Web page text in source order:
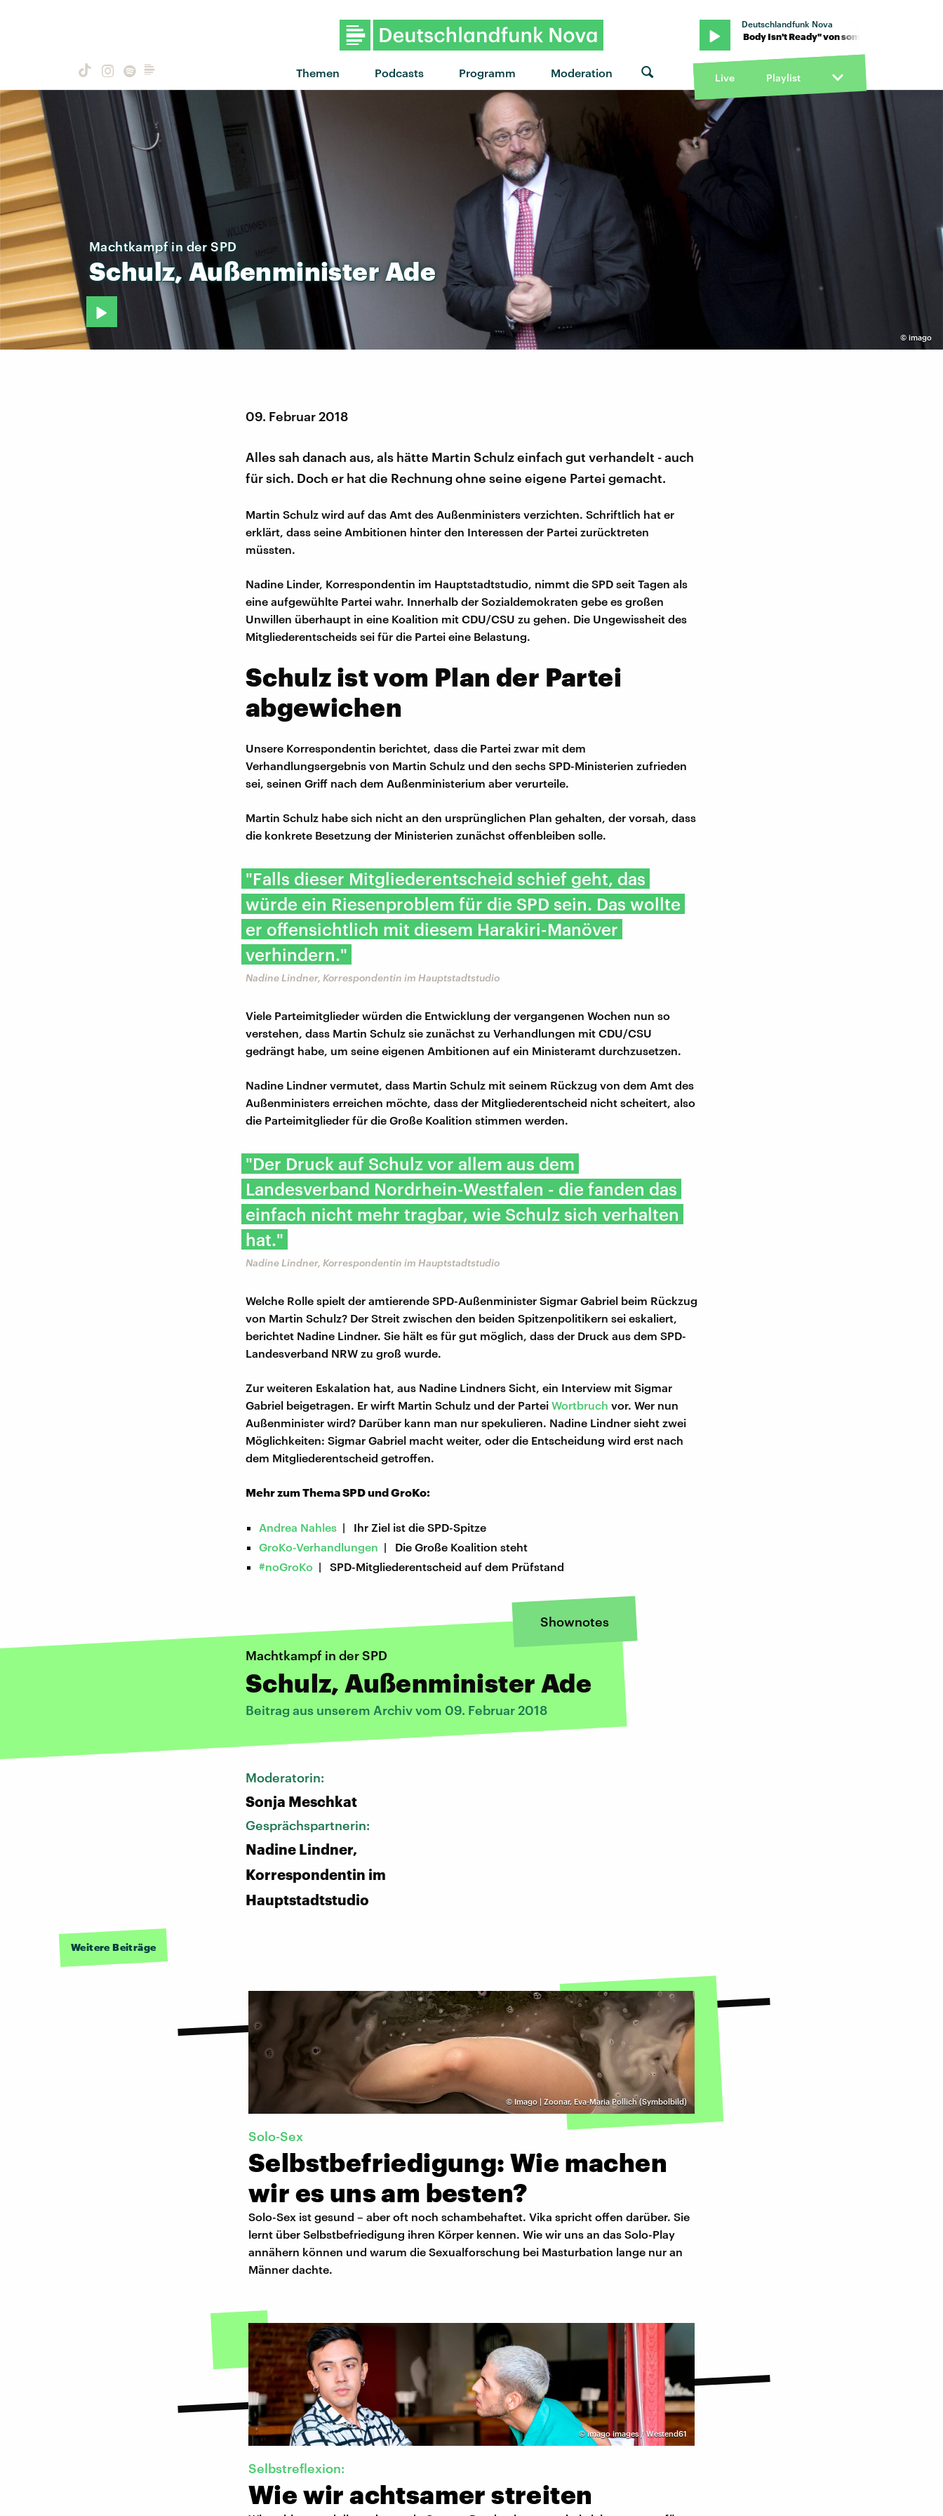
Themen Podcasts Programm Moderation
Deutschlandfunk Nova
"My Body Isn't Ready" von sombr · "My Body Isn't Ready" von sombr · "My Body Isn't Ready"
Live Playlist
© imago
Machtkampf in der SPD
Schulz, AußenministerAde
09. Februar 2018
Alles sah danach aus, als hätte Martin Schulz einfach gut verhandelt - auch
für sich. Doch er hat die Rechnung ohne seine eigene Partei gemacht.
Martin Schulz wird auf das Amt des Außenministers verzichten. Schriftlich hat er
erklärt, dass seine Ambitionen hinter den Interessen der Partei zurücktreten
müssten.
Nadine Linder, Korrespondentin im Hauptstadtstudio, nimmt die SPD seit Tagen als
eine aufgewühlte Partei wahr. Innerhalb der Sozialdemokraten gebe es großen
Unwillen überhaupt in eine Koalition mit CDU/CSU zu gehen. Die Ungewissheit des
Mitgliederentscheids sei für die Partei eine Belastung.
Schulz ist vom Plan der Partei
abgewichen
Unsere Korrespondentin berichtet, dass die Partei zwar mit dem
Verhandlungsergebnis von Martin Schulz und den sechs SPD-Ministerien zufrieden
sei, seinen Griff nach dem Außenministerium aber verurteile.
Martin Schulz habe sich nicht an den ursprünglichen Plan gehalten, der vorsah, dass
die konkrete Besetzung der Ministerien zunächst offenbleiben solle.
"Falls dieser Mitgliederentscheid schief geht, das
würde ein Riesenproblem für die SPD sein. Das wollte
er offensichtlich mit diesem Harakiri-Manöver
verhindern."
Nadine Lindner, Korrespondentin im Hauptstadtstudio
Viele Parteimitglieder würden die Entwicklung der vergangenen Wochen nun so
verstehen, dass Martin Schulz sie zunächst zu Verhandlungen mit CDU/CSU
gedrängt habe, um seine eigenen Ambitionen auf ein Ministeramt durchzusetzen.
Nadine Lindner vermutet, dass Martin Schulz mit seinem Rückzug von dem Amt des
Außenministers erreichen möchte, dass der Mitgliederentscheid nicht scheitert, also
die Parteimitglieder für die Große Koalition stimmen werden.
"Der Druck auf Schulz vor allem aus dem
Landesverband Nordrhein-Westfalen - die fanden das
einfach nicht mehr tragbar, wie Schulz sich verhalten
hat."
Nadine Lindner, Korrespondentin im Hauptstadtstudio
Welche Rolle spielt der amtierende SPD-Außenminister Sigmar Gabriel beim Rückzug
von Martin Schulz? Der Streit zwischen den beiden Spitzenpolitikern sei eskaliert,
berichtet Nadine Lindner. Sie hält es für gut möglich, dass der Druck aus dem SPD-
Landesverband NRW zu groß wurde.
Zur weiteren Eskalation hat, aus Nadine Lindners Sicht, ein Interview mit Sigmar
Gabriel beigetragen. Er wirft Martin Schulz und der Partei Wortbruch vor. Wer nun
Außenminister wird? Darüber kann man nur spekulieren. Nadine Lindner sieht zwei
Möglichkeiten: Sigmar Gabriel macht weiter, oder die Entscheidung wird erst nach
dem Mitgliederentscheid getroffen.
Mehr zum Thema SPD und GroKo:
Andrea Nahles | Ihr Ziel ist die SPD-Spitze
GroKo-Verhandlungen | Die Große Koalition steht
#noGroKo | SPD-Mitgliederentscheid auf dem Prüfstand
Shownotes
Machtkampf in der SPD
Schulz, Außenminister Ade
Beitrag aus unserem Archiv vom 09. Februar 2018
Moderatorin:
Sonja Meschkat
Gesprächspartnerin:
Nadine Lindner,
Korrespondentin im
Hauptstadtstudio
Weitere Beiträge
© Imago | Zoonar, Eva-Maria Pollich (Symbolbild)
Solo-Sex
Selbstbefriedigung: Wie machen
wir es uns am besten?
Solo-Sex ist gesund – aber oft noch schambehaftet. Vika spricht offen darüber. Sie
lernt über Selbstbefriedigung ihren Körper kennen. Wie wir uns an das Solo-Play
annähern können und warum die Sexualforschung bei Masturbation lange nur an
Männer dachte.
©imago images / Westend61
Selbstreflexion:
Wie wir achtsamer streiten